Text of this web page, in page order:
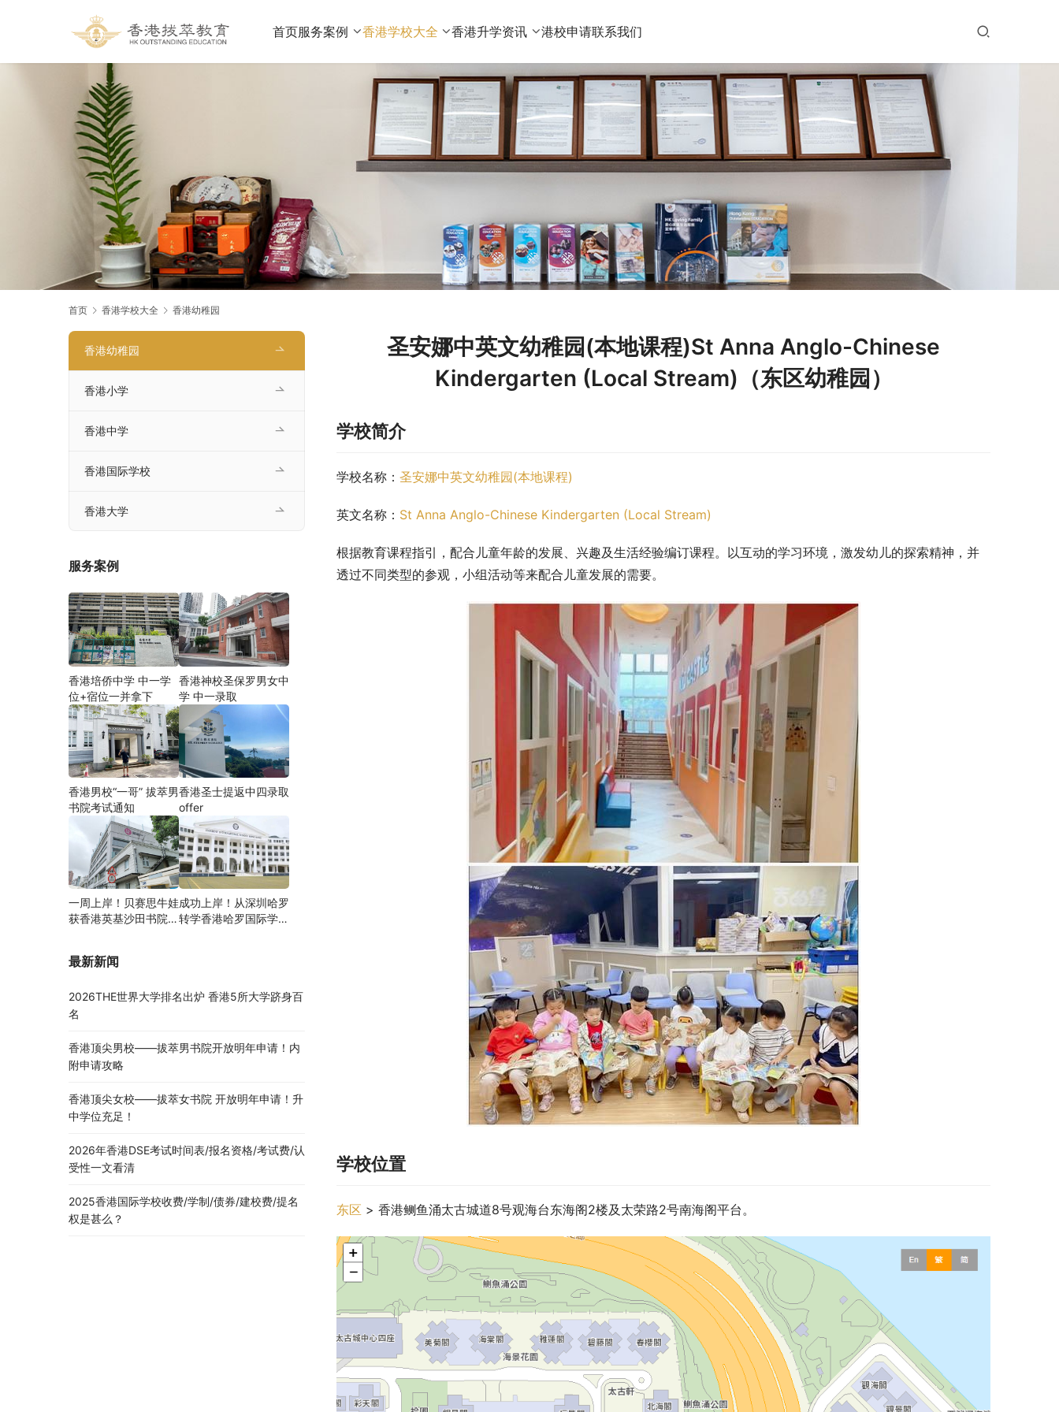
首页服务案例 香港学校大全 香港升学资讯 港校申请联系我们
首页 香港学校大全 香港幼稚园
圣安娜中英文幼稚园(本地课程)St Anna Anglo-Chinese
Kindergarten (Local Stream)（东区幼稚园）
学校简介
学校名称： 圣安娜中英文幼稚园(本地课程)
英文名称： St Anna Anglo-Chinese Kindergarten (Local Stream)
根据教育课程指引，配合儿童年龄的发展、兴趣及生活经验编订课程。以互动的学习环境，激发幼儿的探索精神，并
透过不同类型的参观，小组活动等来配合儿童发展的需要。
学校位置
东区 > 香港鲗鱼涌太古城道8号观海台东海阁2楼及太荣路2号南海阁平台。
香港幼稚园
香港小学
香港中学
香港国际学校
香港大学
服务案例
香港培侨中学 中一学
位+宿位一并拿下
香港神校圣保罗男女中
学 中一录取
香港男校“一哥” 拔萃男
书院考试通知
香港圣士提返中四录取
offer
一周上岸！贝赛思牛娃
获香港英基沙田书院录
成功上岸！从深圳哈罗
转学香港哈罗国际学
最新新闻
2026THE世界大学排名出炉 香港5所大学跻身百
名
香港顶尖男校——拔萃男书院开放明年申请！内
附申请攻略
香港顶尖女校——拔萃女书院 开放明年申请！升
中学位充足！
2026年香港DSE考试时间表/报名资格/考试费/认
受性一文看清
2025香港国际学校收费/学制/债券/建校费/提名
权是甚么？